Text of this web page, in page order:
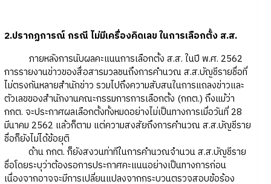
2.ปรากฏการณ์ กรณี ไม่มีเครื่องคิดเลข ในการเลือกตั้ง ส.ส.
ภายหลังการนับผลคะแนนการเลือกตั้ง ส.ส. ในปี พ.ศ. 2562
การรายงานข่าวของสื่อสารมวลชนถึงการคำนวณ ส.ส.บัญชีรายชื่อที่
ไม่ตรงกันหลายสำนักข่าว รวมไปถึงความสับสนในการแถลงข่าวและ
ตัวเลขของสำนักงานคณะกรรมการการเลือกตั้ง (กกต.) ถึงแม้ว่า
กกต. จะประกาศผลเลือกตั้งทั้งหมดอย่างไม่เป็นทางการเมื่อวันที่ 28
มีนาคม 2562 แล้วก็ตาม แต่ความสงสัยถึงการคำนวณ ส.ส.บัญชีราย
ชื่อก็ยังไม่ได้ข้อยุติ
ด้าน กกต. ก็ยังสงวนท่าทีในการคำนวณจำนวน ส.ส.บัญชีราย
ชื่อโดยระบุว่าต้องรอการประกาศคะแนนอย่างเป็นทางการก่อน
เนื่องจากอาจจะมีการเปลี่ยนแปลงจากกระบวนตรวจสอบข้อร้อง